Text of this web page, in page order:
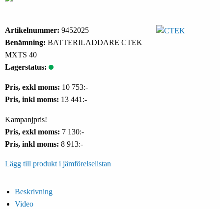
Artikelnummer: 9452025
Benämning: BATTERILADDARE CTEK
MXTS 40
Lagerstatus:
Pris, exkl moms: 10 753:-
Pris, inkl moms: 13 441:-
Kampanjpris!
Pris, exkl moms: 7 130:-
Pris, inkl moms: 8 913:-
Lägg till produkt i jämförelselistan
Beskrivning
Video